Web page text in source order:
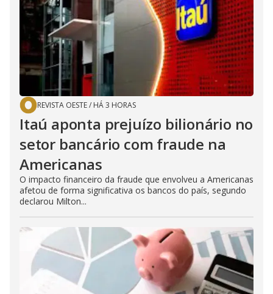
REVISTA OESTE/ HÁ 3 HORAS
Itaú aponta prejuízo bilionário no
setor bancário com fraude na
Americanas
O impacto financeiro da fraude que envolveu a Americanas
afetou de forma significativa os bancos do país, segundo
declarou Milton...